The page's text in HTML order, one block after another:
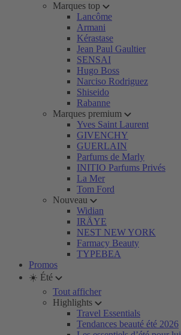
Marques top
Lancôme
Armani
Kérastase
Jean Paul Gaultier
SENSAI
Hugo Boss
Narciso Rodriguez
Shiseido
Rabanne
Marques premium
Yves Saint Laurent
GIVENCHY
GUERLAIN
Parfums de Marly
INITIO Parfums Privés
La Mer
Tom Ford
Nouveau
Widian
IRÄYE
NEST NEW YORK
Farmacy Beauty
TYPEBEA
Promos
☀️ Été
Tout afficher
Highlights
Travel Essentials
Tendances beauté été 2026